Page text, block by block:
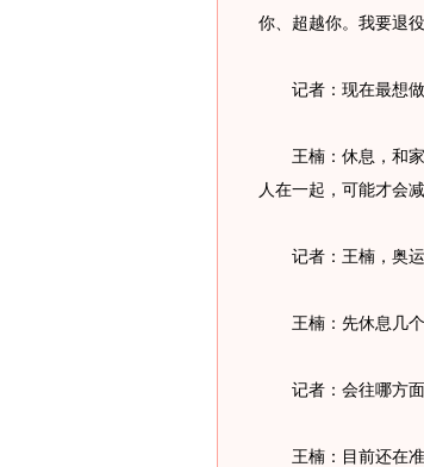
你、超越你。我要退
记者：现在最想做
王楠：休息，和家
人在一起，可能才会减
记者：王楠，奥运
王楠：先休息几个
记者：会往哪方面
王楠：目前还在准